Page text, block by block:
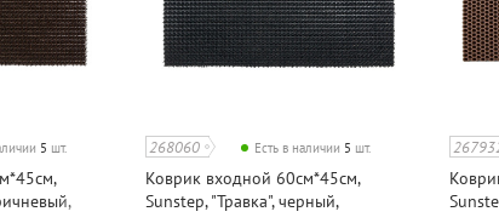
5 шт. 268060 Есть в наличии 5 шт.
Коврик входной 60см*45см,
Sunstep, "Травка", черный,